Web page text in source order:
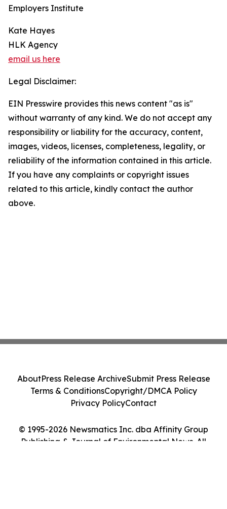
Employers Institute
Kate Hayes
HLK Agency
email us here
Legal Disclaimer:
EIN Presswire provides this news content "as is"
without warranty of any kind. We do not accept any
responsibility or liability for the accuracy, content,
images, videos, licenses, completeness, legality, or
reliability of the information contained in this article.
If you have any complaints or copyright issues
related to this article, kindly contact the author
above.
© 1995-2026 Newsmatics Inc. dba Affinity Group
Publishing & Journal of Environmental News. All
AboutPress Release ArchiveSubmit Press Release
Terms & ConditionsCopyright/DMCA Policy
Privacy PolicyContact